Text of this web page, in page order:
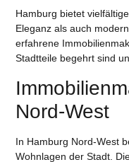
Hamburg bietet
Eleganz als auch
erfahrene
Stadtteile begehrt sind
Nord-West
In Hamburg Nord-West
Wohnlagen der Stadt.